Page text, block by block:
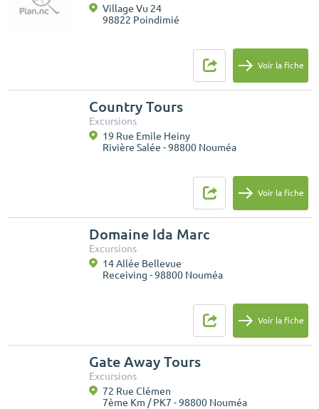
Village Vu 24
98822 Poindimié
Voir la fiche
Country Tours
Excursions
19 Rue Emile Heiny
Rivière Salée - 98800 Nouméa
Voir la fiche
Domaine Ida Marc
Excursions
14 Allée Bellevue
Receiving - 98800 Nouméa
Voir la fiche
Gate Away Tours
Excursions
72 Rue Clémen
7ème Km / PK7 - 98800 Nouméa